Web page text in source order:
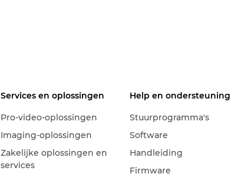
Services en oplossingen
Pro-video-oplossingen
Imaging-oplossingen
Zakelijke oplossingen en
services
Help en ondersteuning
Stuurprogramma's
Software
Handleiding
Firmware